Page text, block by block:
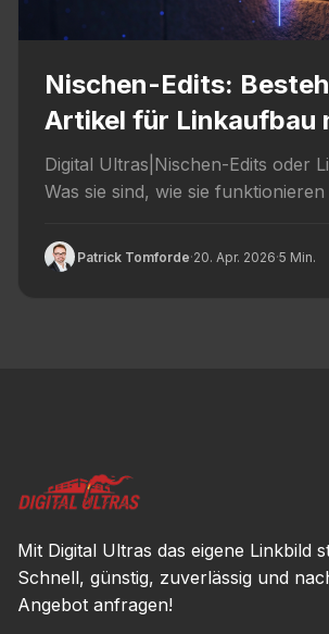
Nischen-Edits:
Artikel für Linkaufbau
Digital Ultras|Nischen-Edits oder
Was sie sind, wie sie
Patrick Tomforde·20. Apr. 2026·5 Min.
Mit Digital Ultras das eigene Linkbild
Schnell, günstig, zuverlässig und
Angebot anfragen!